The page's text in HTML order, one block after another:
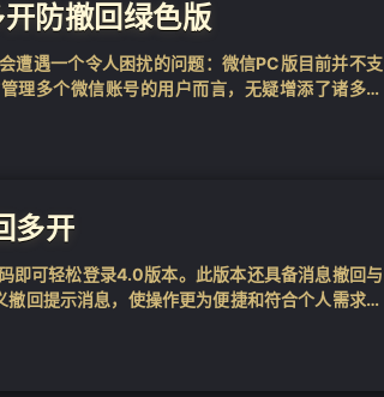
防撤回绿色版
遭遇一个令人困扰的问题：微信PC版目前并不支
理多个微信账号的用户而言，无疑增添了诸多不
多开
即可轻松登录4.0版本。此版本还具备消息撤回与
回提示消息，使操作更为便捷和符合个人需求，